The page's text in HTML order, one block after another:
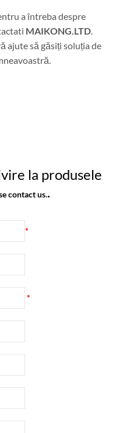
a întreba despre
MAIKONG.LTD.
ajute să găsiți soluția de
la produsele
contact us..
*
*